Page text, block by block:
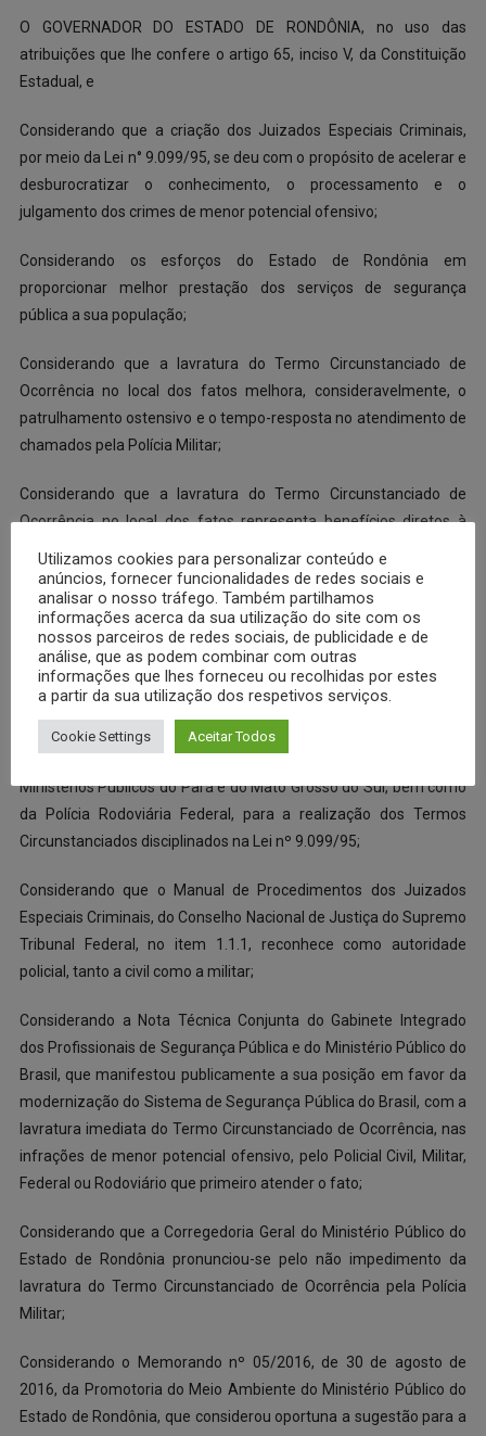
O GOVERNADOR DO ESTADO DE RONDÔNIA, no uso das
atribuições que lhe confere o artigo 65, inciso V, da Constituição
Estadual, e
Considerando que a criação dos Juizados Especiais Criminais,
por meio da Lei n° 9.099/95, se deu com o propósito de acelerar e
desburocratizar o conhecimento, o processamento e o
julgamento dos crimes de menor potencial ofensivo;
Considerando os esforços do Estado de Rondônia em
proporcionar melhor prestação dos serviços de segurança
pública a sua população;
Considerando que a lavratura do Termo Circunstanciado de
Ocorrência no local dos fatos melhora, consideravelmente, o
patrulhamento ostensivo e o tempo-resposta no atendimento de
chamados pela Polícia Militar;
Considerando que a lavratura do Termo Circunstanciado de
Ocorrência no local dos fatos representa benefícios diretos à
sociedade pelo pleno atendimento recebido; garantia dos direitos
da vítima que é atendida de imediato no local da ocorrência; e
garantia dos direitos do infrator evitando condução
desnecessária a outro Órgão Policial;
Considerando o teor do Acórdão exarado no Pedido de
Providências nº 1461/2013-22, do Conselho Nacional do
Ministério Público, no qual os Conselheiros, por unanimidade,
Ministérios Públicos do Pará e do Mato Grosso do Sul, bem como
da Polícia Rodoviária Federal, para a realização dos Termos
Circunstanciados disciplinados na Lei nº 9.099/95;
Considerando que o Manual de Procedimentos dos Juizados
Especiais Criminais, do Conselho Nacional de Justiça do Supremo
Tribunal Federal, no item 1.1.1, reconhece como autoridade
policial, tanto a civil como a militar;
Considerando a Nota Técnica Conjunta do Gabinete Integrado
dos Profissionais de Segurança Pública e do Ministério Público do
Brasil, que manifestou publicamente a sua posição em favor da
modernização do Sistema de Segurança Pública do Brasil, com a
lavratura imediata do Termo Circunstanciado de Ocorrência, nas
infrações de menor potencial ofensivo, pelo Policial Civil, Militar,
Federal ou Rodoviário que primeiro atender o fato;
Considerando que a Corregedoria Geral do Ministério Público do
Estado de Rondônia pronunciou-se pelo não impedimento da
lavratura do Termo Circunstanciado de Ocorrência pela Polícia
Militar;
Considerando o Memorando nº 05/2016, de 30 de agosto de
2016, da Promotoria do Meio Ambiente do Ministério Público do
Estado de Rondônia, que considerou oportuna a sugestão para a
Utilizamos cookies para personalizar conteúdo e
anúncios, fornecer funcionalidades de redes sociais e
analisar o nosso tráfego. Também partilhamos
informações acerca da sua utilização do site com os
nossos parceiros de redes sociais, de publicidade e de
análise, que as podem combinar com outras
informações que lhes forneceu ou recolhidas por estes
a partir da sua utilização dos respetivos serviços.
Cookie Settings Aceitar Todos